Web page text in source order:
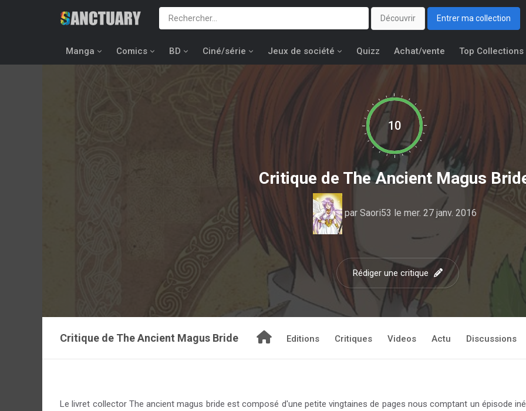
Découvrir Entrer ma collection
Manga Comics BD Ciné/série Jeux de société Quizz Achat/vente Top Collections
10
Critique de The Ancient Magus
par Saori53 le mer. 27 janv. 2016
Rédiger une critique
Critique de The Ancient Magus Bride Editions Critiques Videos Actu Discussions
Le livret collector The ancient magus bride est composé d'une petite vingtaines de pages nous comptant un épisode